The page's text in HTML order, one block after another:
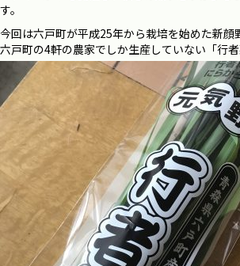
す。
今回は六戸町が平成25年から栽培を始めた新顔
六戸町の4軒の農家でしか生産していない「行者